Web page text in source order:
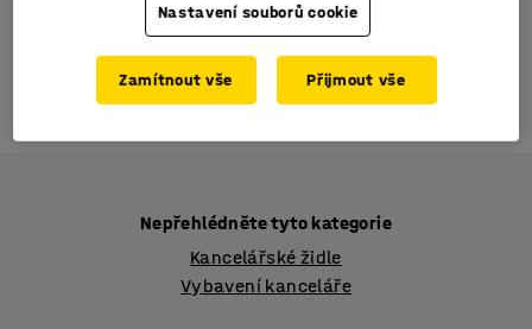
Nepřehlédněte tyto kategorie
Kancelářské židle
Vybavení kanceláře
Nastavení souborů cookie
Zamítnout vše Přijmout vše